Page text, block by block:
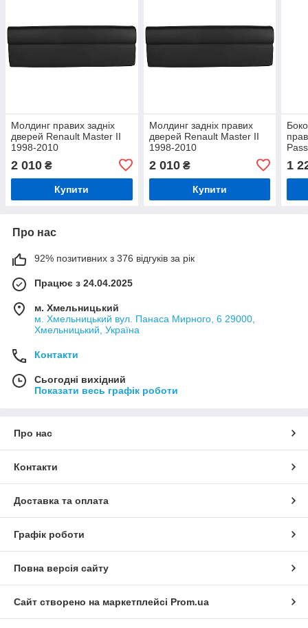
Молдинг правих задніх
дверей Renault Master II
1998-2010
2 010 ₴
Купити
Молдинг задніх правих
дверей Renault Master II
1998-2010
2 010₴
Купити
1
Про нас
92% позитивних з 376 відгуків за рік
Працює з 24.04.2025
м. Хмельницький
м. Хмельницький вул. Панаса Мирного, 6 29000,
Хмельницький, Україна
Контакти
Сьогодні вихідний
Показати весь графік роботи
Про нас
Контакти
Доставка та оплата
Графік роботи
Повна версія сайту
Сайт створено на маркетплейсі Prom.ua